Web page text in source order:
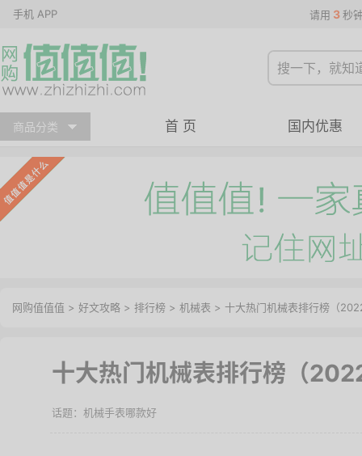
手机 APP 请用 3 秒
商品分类 首 页 国内优惠
网购值值值 > 好文攻略 > 排行榜 > 机械表 > 十大热门机械表排行榜（
十大热门机械表排行榜（
机械手表哪款好